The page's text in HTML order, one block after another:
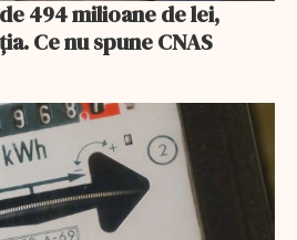
Ce nu spune CNAS